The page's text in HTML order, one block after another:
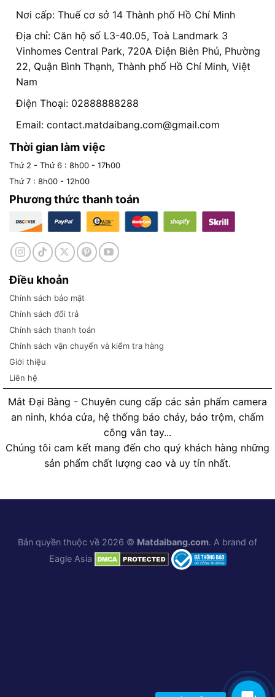
Nơi cấp: Thuế cơ sở 14 Thành phố Hồ Chí Minh
Địa chỉ: Căn hộ số L3-40.05, Toà Landmark 3
Vinhomes Central Park, 720A Điện Biên Phủ, Phường
22, Quận Bình Thạnh, Thành phố Hồ Chí Minh, Việt
Nam
Điện Thoại: 02888888288
Email: contact.matdaibang.com@gmail.com
Thời gian làm việc
Thứ 2 - Thứ 6 : 8h00 - 17h00
Thứ 7 : 8h00 - 12h00
Phương thức thanh toán
Điều khoản
Chính sách bảo mật
Chính sách đổi trả
Chính sách thanh toán
Chính sách vận chuyển và kiểm tra hàng
Giới thiệu
Liên hệ
Mắt Đại Bàng - Chuyên cung cấp các sản phẩm camera
an ninh, khóa cửa, hệ thống báo cháy, báo trộm, chấm
công vân tay...
Chúng tôi cam kết mang đến cho quý khách hàng những
sản phẩm chất lượng cao và uy tín nhất.
Bản quyền thuộc về 2026 © Matdaibang.com. A brand of
Eagle Asia